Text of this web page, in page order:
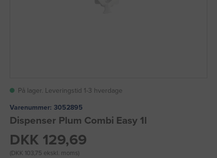
På lager. Leveringstid 1-3 hverdage
Varenummer: 3052895
Dispenser Plum Combi Easy 1l
DKK 129,69
(DKK 103,75 ekskl. moms)